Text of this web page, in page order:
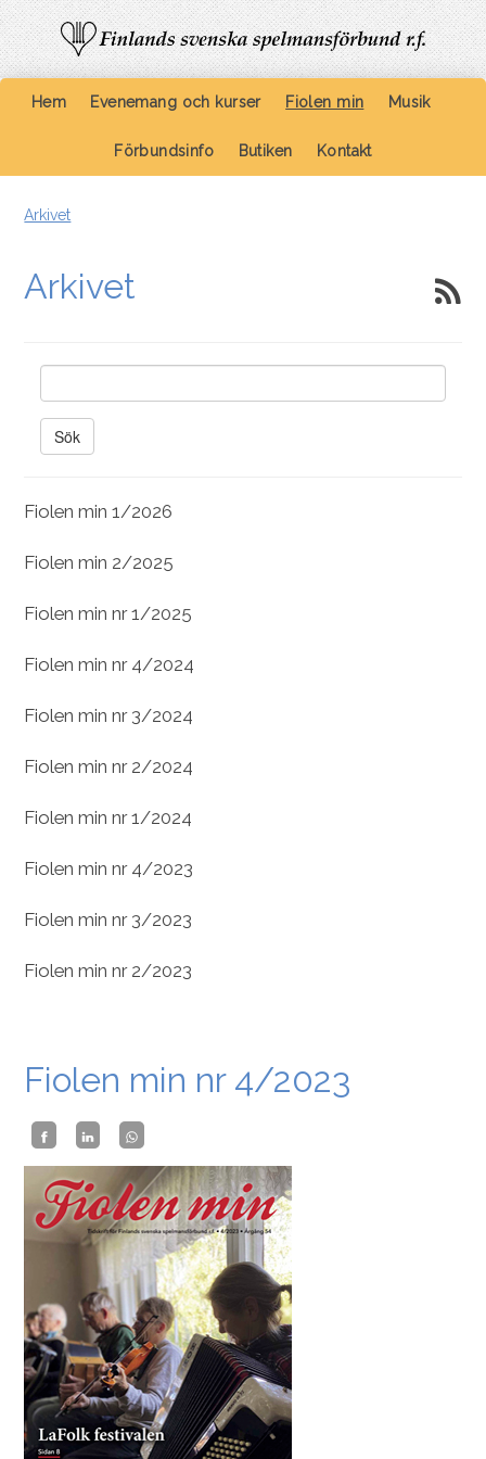
Hem Evenemang och kurser Fiolen min Musik
Förbundsinfo Butiken Kontakt
Arkivet
Arkivet
Sök
Fiolen min 1/2026
Fiolen min 2/2025
Fiolen min nr 1/2025
Fiolen min nr 4/2024
Fiolen min nr 3/2024
Fiolen min nr 2/2024
Fiolen min nr 1/2024
Fiolen min nr 4/2023
Fiolen min nr 3/2023
Fiolen min nr 2/2023
Fiolen min nr 4/2023